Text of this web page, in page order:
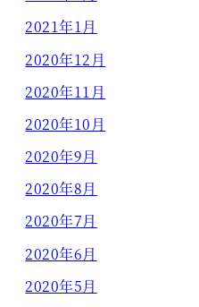
2021年1月
2020年12月
2020年11月
2020年10月
2020年9月
2020年8月
2020年7月
2020年6月
2020年5月